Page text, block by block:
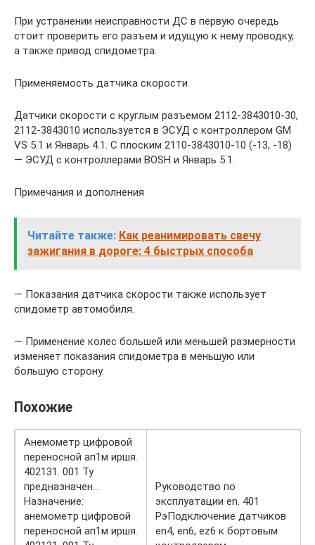
При устранении неисправности ДС в первую очередь
стоит проверить его разъем и идущую к нему проводку,
а также привод спидометра.
Применяемость датчика скорости
Датчики скорости с круглым разъемом 2112-3843010-30,
2112-3843010 используется в ЭСУД с контроллером GM
VS 5.1 и Январь 4.1. С плоским 2110-3843010-10 (-13, -18)
— ЭСУД с контроллерами BOSH и Январь 5.1.
Примечания и дополнения
Читайте также: Как реанимировать свечу
зажигания в дороге: 4 быстрых способа
— Показания датчика скорости также использует
спидометр автомобиля.
— Применение колес большей или меньшей размерности
изменяет показания спидометра в меньшую или
большую сторону.
Похожие
Анемометр цифровой
переносной ап1м иршя.
402131. 001 Ту
предназначен…
Назначение:
анемометр цифровой
переносной ап1м иршя.
Руководство по
эксплуатации en. 401
РэПодключение датчиков
en4, en6, ez6 к бортовым